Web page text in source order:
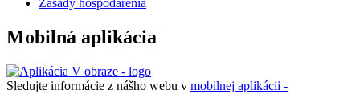
Zásady hospodárenia
Mobilná aplikácia
Sledujte informácie z nášho webu v mobilnej aplikácii -